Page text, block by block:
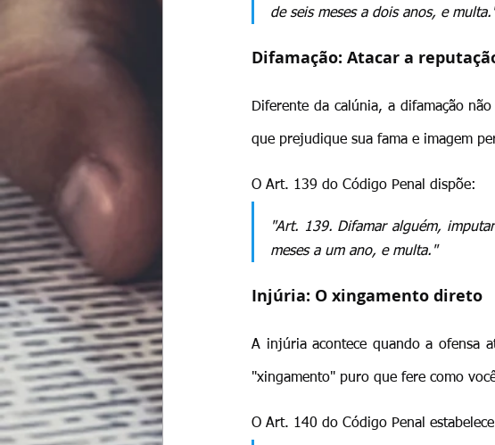
de seis meses a dois anos, e multa."
Difamação: Atacar a
Diferente da calúnia, a difamação
que prejudique sua fama e imagem
O Art. 139 do Código Penal dispõe:
"Art. 139. Difamar alguém,
meses a um ano, e multa."
Injúria: O xingamento direto
A injúria acontece quando a ofensa
"xingamento" puro que fere como
O Art. 140 do Código Penal